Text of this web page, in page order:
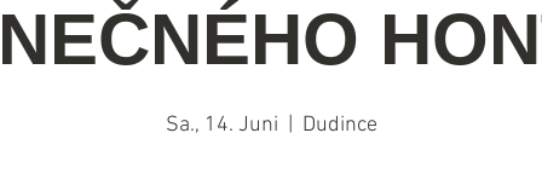
Sa., 14. Juni Dudince